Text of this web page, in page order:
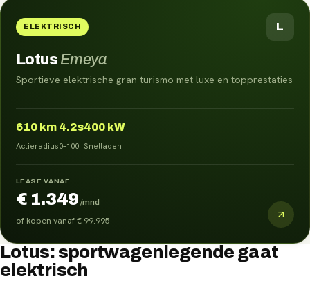
ELEKTRISCH L
Lotus Emeya
Sportieve elektrische gran turismo met luxe en topprestaties
610 km
Actieradius
4.2s
0–100
400 kW
Snelladen
LEASE VANAF
€ 1.349 /mnd
of kopen vanaf€ 99.995
Lotus: sportwagenlegende gaat
elektrisch